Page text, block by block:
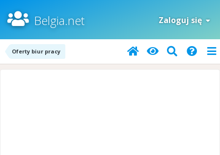
Belgia.net Zaloguj się
Oferty biur pracy